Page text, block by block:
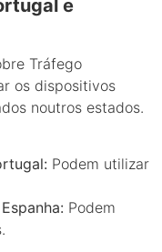
e
Tráfego
os dispositivos
noutros estados.
Podem utilizar
Podem